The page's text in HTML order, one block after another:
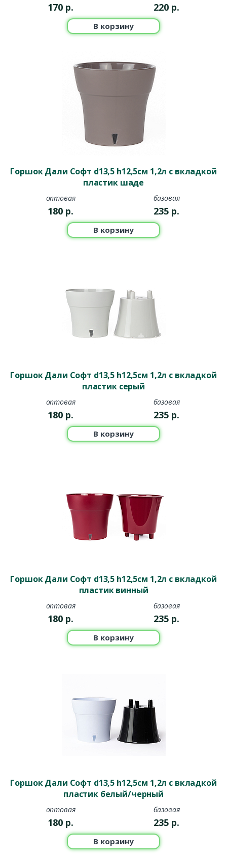
170 р. 220 р.
В корзину
Горшок Дали Софт d13,5 h12,5см 1,2л с вкладкой
пластик шаде
оптовая
180 р.
базовая
235 р.
В корзину
Горшок Дали Софт d13,5 h12,5см 1,2л с вкладкой
пластик серый
оптовая
180 р.
базовая
235 р.
В корзину
Горшок Дали Софт d13,5 h12,5см 1,2л с вкладкой
пластик винный
оптовая
180 р.
базовая
235 р.
В корзину
Горшок Дали Софт d13,5 h12,5см 1,2л с вкладкой
пластик белый/черный
оптовая
180 р.
базовая
235 р.
В корзину